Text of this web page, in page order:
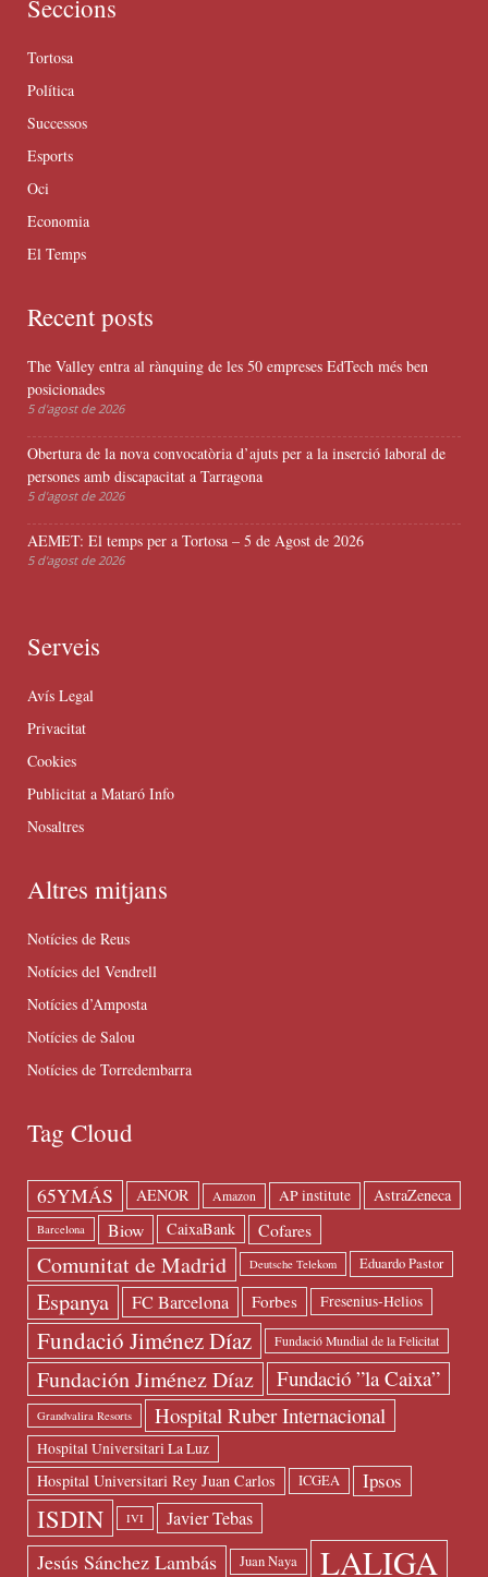
Seccions
Tortosa
Política
Successos
Esports
Oci
Economia
El Temps
Recent posts
The Valley entra al rànquing de les 50 empreses EdTech més ben
posicionades
5 d'agost de 2026
Obertura de la nova convocatòria d’ajuts per a la inserció laboral de
persones amb discapacitat a Tarragona
5 d'agost de 2026
AEMET: El temps per a Tortosa – 5 de Agost de 2026
5 d'agost de 2026
Serveis
Avís Legal
Privacitat
Cookies
Publicitat a Mataró Info
Nosaltres
Altres mitjans
Notícies de Reus
Notícies del Vendrell
Notícies d’Amposta
Notícies de Salou
Notícies de Torredembarra
Tag Cloud
65YMÁS AENOR Amazon AP institute AstraZeneca
Barcelona Biow CaixaBank Cofares
Comunitat de Madrid Deutsche Telekom Eduardo Pastor
Espanya FC Barcelona Forbes Fresenius-Helios
Fundació Jiménez Díaz Fundació Mundial de la Felicitat
Fundación Jiménez Díaz Fundació ”la Caixa”
Grandvalira Resorts Hospital Ruber Internacional
Hospital Universitari La Luz
Hospital Universitari Rey Juan Carlos ICGEA Ipsos
ISDIN IVI Javier Tebas
Jesús Sánchez Lambás Juan Naya LALIGA